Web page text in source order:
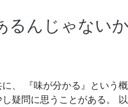
んじゃないか
、 『味が分かる』という
疑問に思うことがある。